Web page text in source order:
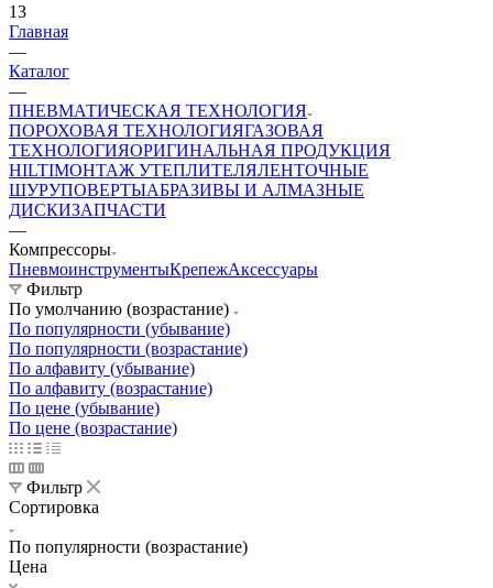
13
Главная
—
Каталог
—
ПНЕВМАТИЧЕСКАЯ ТЕХНОЛОГИЯ
ПОРОХОВАЯ ТЕХНОЛОГИЯГАЗОВАЯ
ТЕХНОЛОГИЯОРИГИНАЛЬНАЯ ПРОДУКЦИЯ
HILTIМОНТАЖ УТЕПЛИТЕЛЯЛЕНТОЧНЫЕ
ШУРУПОВЕРТЫАБРАЗИВЫ И АЛМАЗНЫЕ
ДИСКИЗАПЧАСТИ
—
Компрессоры
ПневмоинструментыКрепежАксессуары
Фильтр
По умолчанию (возрастание)
По популярности (убывание)
По популярности (возрастание)
По алфавиту (убывание)
По алфавиту (возрастание)
По цене (убывание)
По цене (возрастание)
Фильтр
Сортировка
По популярности (возрастание)
Цена